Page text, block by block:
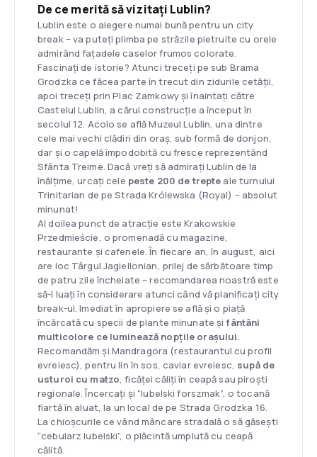
De ce merită să vizitați Lublin?
Lublin este o alegere numai bună pentru un city
break – va puteți plimba pe străzile pietruite cu orele
admirând fațadele caselor frumos colorate.
Fascinați de istorie? Atunci treceți pe sub Brama
Grodzka ce făcea parte în trecut din zidurile cetății,
apoi treceți prin Plac Zamkowy și înaintați către
Castelul Lublin, a cărui construcție a început în
secolul 12. Acolo se află Muzeul Lublin, una dintre
cele mai vechi clădiri din oraș, sub formă de donjon,
dar și o capelă împodobită cu fresce reprezentând
Sfânta Treime. Dacă vreți să admirați Lublin de la
înălțime, urcați cele peste 200 de trepte ale turnului
Trinitarian de pe Strada Królewska (Royal) – absolut
minunat!
Al doilea punct de atracție este Krakowskie
Przedmieście, o promenadă cu magazine,
restaurante și cafenele. În fiecare an, în august, aici
are loc Târgul Jagiellonian, prilej de sărbătoare timp
de patru zile încheiate – recomandarea noastră este
să-l luați în considerare atunci când vă planificați city
break-ul. Imediat în apropiere se află și o piață
încărcată cu specii de plante minunate șifântâni
multicolore ce luminează nopțile orașului.
Recomandăm și Mandragora (restaurantul cu profil
evreiesc), pentru lin în sos, caviar evreiesc, supă de
usturoi cu matzo, ficăței căliți în ceapă sau piroști
regionale. Încercați și “lubelski forszmak”, o tocană
fiartă în aluat, la un local de pe Strada Grodzka 16.
La chioșcurile ce vând mâncare stradală o să găsești
“cebularz lubelski”, o plăcintă umplută cu ceapă
călită.